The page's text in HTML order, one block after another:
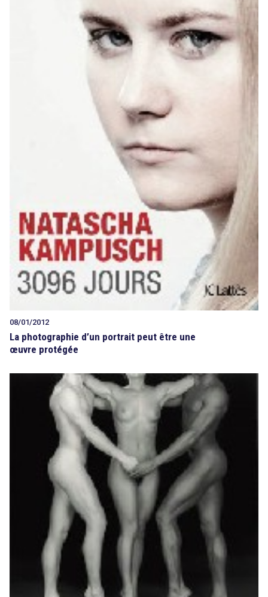
08/01/2012
La photographie d’un portrait peut être une
œuvre protégée